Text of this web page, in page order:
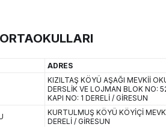
ADRES
KIZILTAŞ KÖYÜ AŞAĞI MEVKİİ
DERSLİK VE LOJMAN BLOK NO:
KAPI NO: 1 DERELİ / GİRESUN
KURTULMUŞ KÖYÜ KÖYİÇİ
DERELİ / GİRESUN